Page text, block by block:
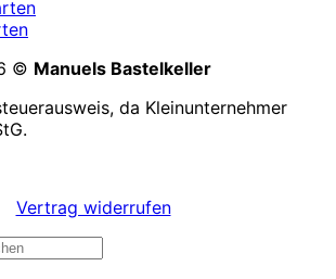
© Manuels Bastelkeller
da Kleinunternehmer
Vertrag widerrufen